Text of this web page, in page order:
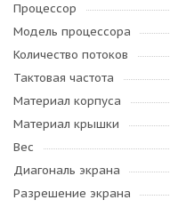
Процессор
Модель процессора
Количество потоков
Тактовая частота
Материал корпуса
Материал крышки
Вес
Диагональ экрана
Разрешение экрана